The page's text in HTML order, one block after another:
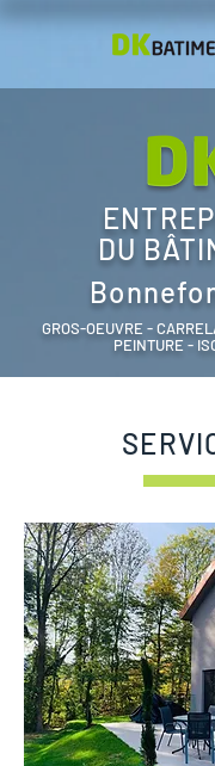
DU
GROS-OEUVRE -
PEINTURE -